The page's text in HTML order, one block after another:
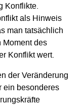
Konflikte.
als Hinweis
man tatsächlich
des
Konflikt wert.
der Veränderung
ein besonderes